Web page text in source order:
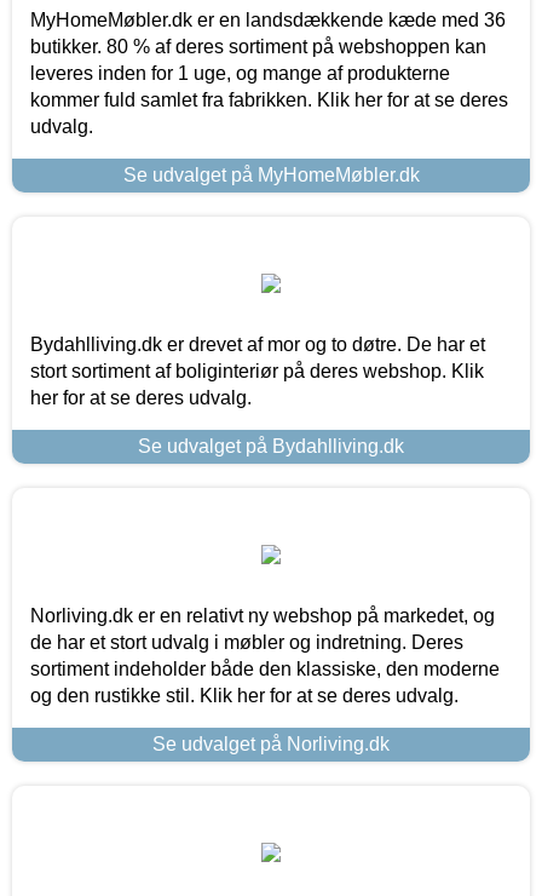
MyHomeMøbler.dk er en landsdækkende kæde med 36
butikker. 80 % af deres sortiment på webshoppen kan
leveres inden for 1 uge, og mange af produkterne
kommer fuld samlet fra fabrikken. Klik her for at se deres
udvalg.
Se udvalget på MyHomeMøbler.dk
Bydahlliving.dk er drevet af mor og to døtre. De har et
stort sortiment af boliginteriør på deres webshop. Klik
her for at se deres udvalg.
Se udvalget på Bydahlliving.dk
Norliving.dk er en relativt ny webshop på markedet, og
de har et stort udvalg i møbler og indretning. Deres
sortiment indeholder både den klassiske, den moderne
og den rustikke stil. Klik her for at se deres udvalg.
Se udvalget på Norliving.dk